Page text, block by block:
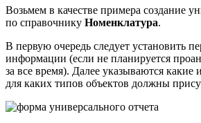
Возьмем в качестве примера создание
по справочнику Номенклатура.
В первую очередь следует установить
информации (если не планируется
за все время). Далее указываются
для каких типов объектов должны